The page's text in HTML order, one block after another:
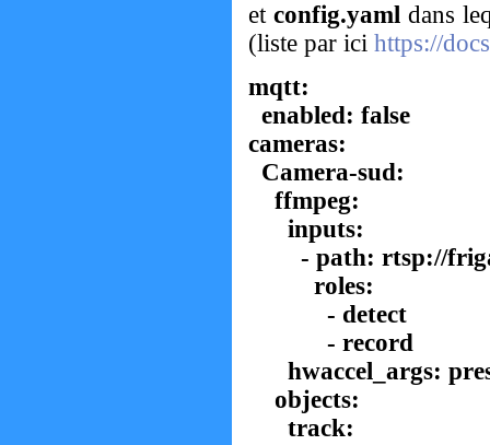
et config.yamldans
(liste par ici https://
mqtt:
enabled: false
cameras:
Camera-sud:
ffmpeg:
inputs:
- path: rtsp://
roles:
- detect
- record
hwaccel_args:
objects:
track: